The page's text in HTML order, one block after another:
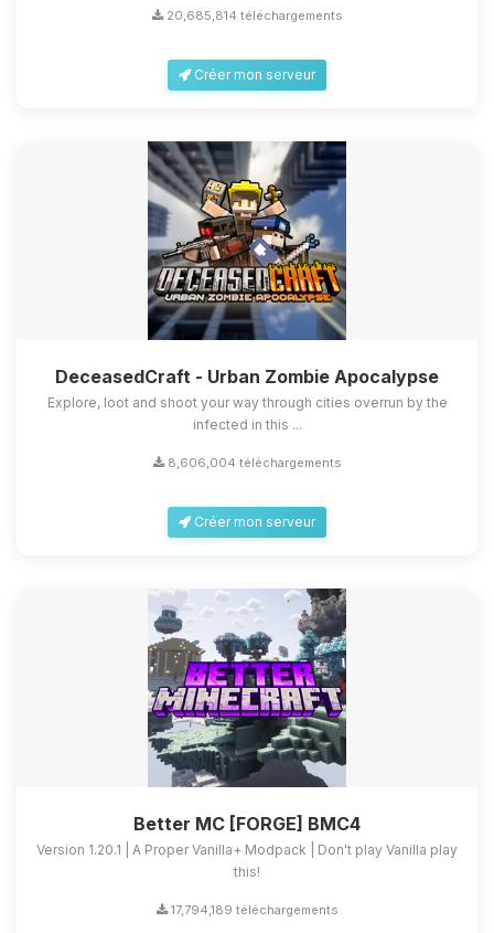
20,685,814 téléchargements
Créer mon serveur
DeceasedCraft - Urban Zombie Apocalypse
Explore, loot and shoot your way through cities overrun by the
infected in this ...
8,606,004 téléchargements
Créer mon serveur
Better MC [FORGE] BMC4
Version 1.20.1 | A Proper Vanilla+ Modpack | Don't play Vanilla play
this!
17,794,189 téléchargements